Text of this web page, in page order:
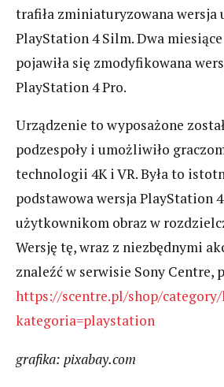
trafiła zminiaturyzowana wersja
PlayStation 4 Silm. Dwa
pojawiła się zmodyfikowana
PlayStation 4 Pro.
Urządzenie to wyposażone
podzespoły i umożliwiło
technologii 4K i VR. Była to
podstawowa wersja PlayStation
użytkownikom obraz w
Wersję tę, wraz z niezbędnymi
znaleźć w serwisie Sony Centre,
https://scentre.pl/shop/
kategoria=playstation
grafika: pixabay.com